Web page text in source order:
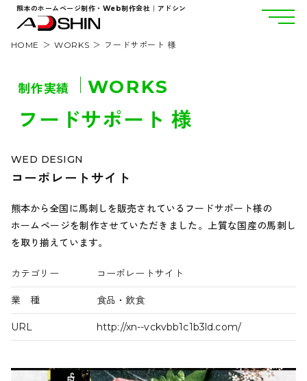
熊本のホームページ制作・Web制作会社｜アドシン
HOME WORKS フードサポート 様
制作実績 WORKS
フードサポート 様
WED DESIGN
コーポレートサイト
熊本から全国に馬刺しを販売されているフードサポート様の
ホームページを制作させていただきました。上質な国産の馬刺し
を取り揃えています。
カテゴリー コーポレートサイト
業 種 食品・飲食
URL http://xn--vckvbb1c1b3ld.com/